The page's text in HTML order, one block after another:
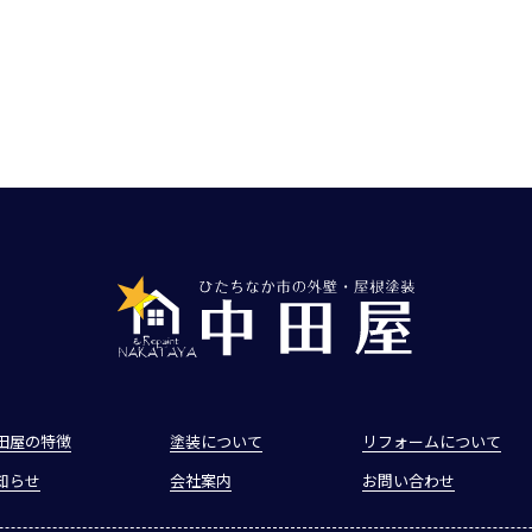
屋の特徴 塗装について リフォームについて
らせ 会社案内 お問い合わせ